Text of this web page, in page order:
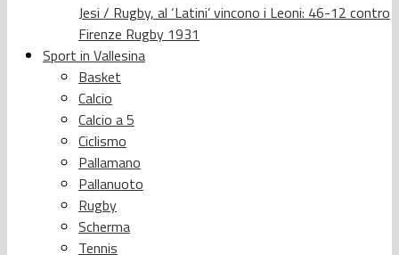
Jesi / Rugby, al ‘Latini’ vincono i Leoni: 46-12 contro
Firenze Rugby 1931
Sport in Vallesina
Basket
Calcio
Calcio a 5
Ciclismo
Pallamano
Pallanuoto
Rugby
Scherma
Tennis